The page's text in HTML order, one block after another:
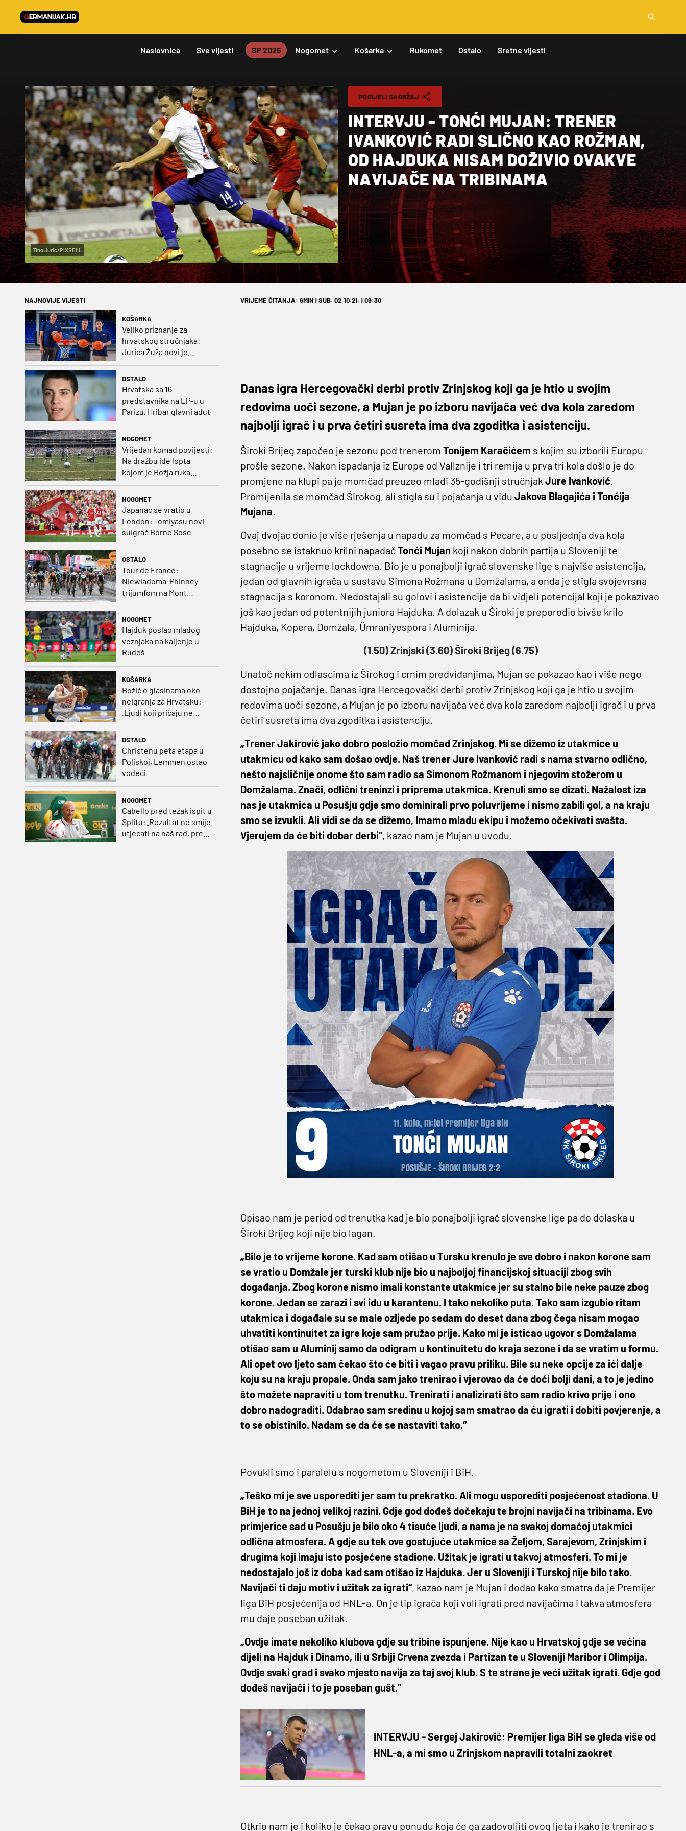
Naslovnica Sve vijesti SP 2026 Nogomet Košarka Rukomet Ostalo Sretne vijesti
Tino Juric/PIXSELL
PODIJELI SADRŽAJ
INTERVJU - TONĆI MUJAN: TRENER
IVANKOVIĆ RADI SLIČNO KAO ROŽMAN,
OD HAJDUKA NISAM DOŽIVIO OVAKVE
NAVIJAČE NA TRIBINAMA
NAJNOVIJE VIJESTI
KOŠARKA
Veliko priznanje za
hrvatskog stručnjaka:
Jurica Žuža novi je
OSTALO
Hrvatska sa 16
predstavnika na EP-u u
Parizu, Hribar glavni adut
NOGOMET
Vrijedan komad povijesti:
Na dražbu ide lopta
kojom je Božja ruka
postigla gol
NOGOMET
Japanac se vratio u
London: Tomiyasu novi
suigrač Borne Sose
OSTALO
Tour de France:
Niewiadoma-Phinney
trijumfom na Mont
NOGOMET
Hajduk poslao mladog
veznjaka na kaljenje u
Rudeš
KOŠARKA
Božić o glasinama oko
neigranja za Hrvatsku:
„Ljudi koji pričaju ne
plaćaju mi račune, ne
dušebrižnika“
OSTALO
Christenu peta etapa u
Poljskoj, Lemmen ostao
vodeći
NOGOMET
Cabello pred težak ispit u
Splitu: „Rezultat ne smije
utjecati na naš rad, pred
VRIJEME ČITANJA: 6MIN | SUB. 02.10.21. | 09:30
Danas igra Hercegovački derbi protiv Zrinjskog koji ga je htio u svojim
redovima uoči sezone, a Mujan je po izboru navijača već dva kola zaredom
najbolji igrač i u prva četiri susreta ima dva zgoditka i asistenciju.
Široki Brijeg započeo je sezonu pod trenerom Tonijem Karačićem s kojim su izborili Europu
prošle sezone. Nakon ispadanja iz Europe od Vallznije i tri remija u prva tri kola došlo je do
promjene na klupi pa je momčad preuzeo mladi 35-godišnji stručnjak Jure Ivanković.
Promijenila se momčad Širokog, ali stigla su i pojačanja u vidu Jakova Blagajića i Tonćija
Mujana.
Ovaj dvojac donio je više rješenja u napadu za momčad s Pecare, a u posljednja dva kola
posebno se istaknuo krilni napadačTonći Mujan koji nakon dobrih partija u Sloveniji te
stagnacije u vrijeme lockdowna. Bio je u ponajbolji igrač slovenske lige s najviše asistencija,
jedan od glavnih igrača u sustavu Simona Rožmana u Domžalama, a onda je stigla svojevrsna
stagnacija s koronom. Nedostajali su golovi i asistencije da bi vidjeli potencijal koji je pokazivao
još kao jedan od potentnijih juniora Hajduka. A dolazak u Široki je preporodio bivše krilo
Hajduka, Kopera, Domžala, Ümraniyespora i Aluminija.
(1.50) Zrinjski (3.60) Široki Brijeg (6.75)
Unatoč nekim odlascima iz Širokog i crnim predviđanjima, Mujan se pokazao kao i više nego
dostojno pojačanje. Danas igra Hercegovački derbi protiv Zrinjskog koji ga je htio u svojim
redovima uoči sezone, a Mujan je po izboru navijača već dva kola zaredom najbolji igrač i u prva
četiri susreta ima dva zgoditka i asistenciju.
„Trener Jakirović jako dobro posložio momčad Zrinjskog. Mi se dižemo iz utakmice u
utakmicu od kako sam došao ovdje. Naš trener Jure Ivanković radi s nama stvarno odlično,
nešto najsličnije onome što sam radio sa Simonom Rožmanom i njegovim stožerom u
Domžalama. Znači, odlični treninzi i priprema utakmica. Krenuli smo se dizati. Nažalost iza
nas je utakmica u Posušju gdje smo dominirali prvo poluvrijeme i nismo zabili gol, a na kraju
smo se izvukli. Ali vidi se da se dižemo, Imamo mladu ekipu i možemo očekivati svašta.
Vjerujem da će biti dobar derbi“, kazao nam je Mujan u uvodu.
Opisao nam je period od trenutka kad je bio ponajbolji igrač slovenske lige pa do dolaska u
Široki Brijeg koji nije bio lagan.
„Bilo je to vrijeme korone. Kad sam otišao u Tursku krenulo je sve dobro i nakon korone sam
se vratio u Domžale jer turski klub nije bio u najboljoj financijskoj situaciji zbog svih
događanja. Zbog korone nismo imali konstante utakmice jer su stalno bile neke pauze zbog
korone. Jedan se zarazi i svi idu u karantenu. I tako nekoliko puta. Tako sam izgubio ritam
utakmica i događale su se male ozljede po sedam do deset dana zbog čega nisam mogao
uhvatiti kontinuitet za igre koje sam pružao prije. Kako mi je isticao ugovor s Domžalama
otišao sam u Aluminij samo da odigram u kontinuitetu do kraja sezone i da se vratim u formu.
Ali opet ovo ljeto sam čekao što će biti i vagao pravu priliku. Bile su neke opcije za ići dalje
koju su na kraju propale. Onda sam jako trenirao i vjerovao da će doći bolji dani, a to je jedino
što možete napraviti u tom trenutku. Trenirati i analizirati što sam radio krivo prije i ono
dobro nadograditi. Odabrao sam sredinu u kojoj sam smatrao da ću igrati i dobiti povjerenje, a
to se obistinilo. Nadam se da će se nastaviti tako.“
Povukli smo i paralelu s nogometom u Sloveniji i BiH.
„Teško mi je sve usporediti jer sam tu prekratko. Ali mogu usporediti posjećenost stadiona. U
BiH je to na jednoj velikoj razini. Gdje god dođeš dočekaju te brojni navijači na tribinama. Evo
primjerice sad u Posušju je bilo oko 4 tisuće ljudi, a nama je na svakoj domaćoj utakmici
odlična atmosfera. A gdje su tek ove gostujuće utakmice sa Željom, Sarajevom, Zrinjskim i
drugima koji imaju isto posjećene stadione. Užitak je igrati u takvoj atmosferi. To mi je
nedostajalo još iz doba kad sam otišao iz Hajduka. Jer u Sloveniji i Turskoj nije bilo tako.
Navijači ti daju motiv i užitak za igrati“, kazao nam je Mujan i dodao kako smatra da je Premijer
liga BiH posjećenija od HNL-a. On je tip igrača koji voli igrati pred navijačima i takva atmosfera
mu daje poseban užitak.
„Ovdje imate nekoliko klubova gdje su tribine ispunjene. Nije kao u Hrvatskoj gdje se većina
dijeli na Hajduk i Dinamo, ili u Srbiji Crvena zvezda i Partizan te u Sloveniji Maribor i Olimpija.
Ovdje svaki grad i svako mjesto navija za taj svoj klub. S te strane je veći užitak igrati. Gdje god
dođeš navijači i to je poseban gušt.“
INTERVJU - Sergej Jakirović: Premijer liga BiH se gleda više od
HNL-a, a mi smo u Zrinjskom napravili totalni zaokret
Otkrio nam je i koliko je čekao pravu ponudu koja će ga zadovoljiti ovog ljeta i kako je trenirao s